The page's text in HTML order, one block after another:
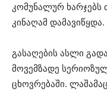
კომუნალურ ხარჯებს
კინაღამ დამავიწყდა.
გასაღების ასლი
მოვემზადე
ცხოვრებაში.